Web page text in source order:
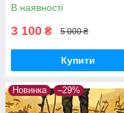
В наявності
3 100 ₴ 5 000 ₴
Купити
Новинка –29%